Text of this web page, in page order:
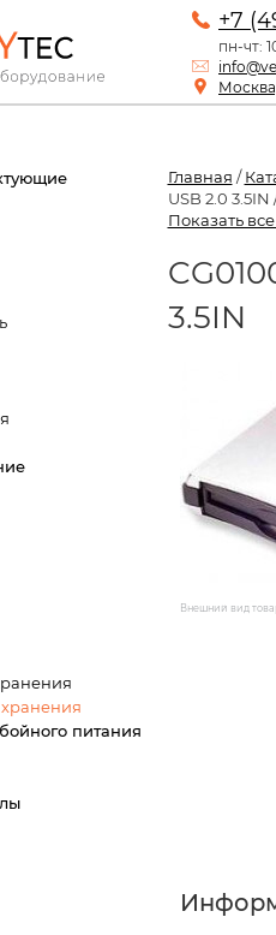
+7
пн-чт:
питания
Главная /
USB 2.0 3.5IN
Показать
3.5IN
Внешний вид